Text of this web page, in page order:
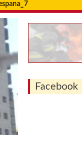
Facebook